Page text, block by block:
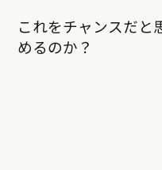
これをチャンスだと
めるのか？